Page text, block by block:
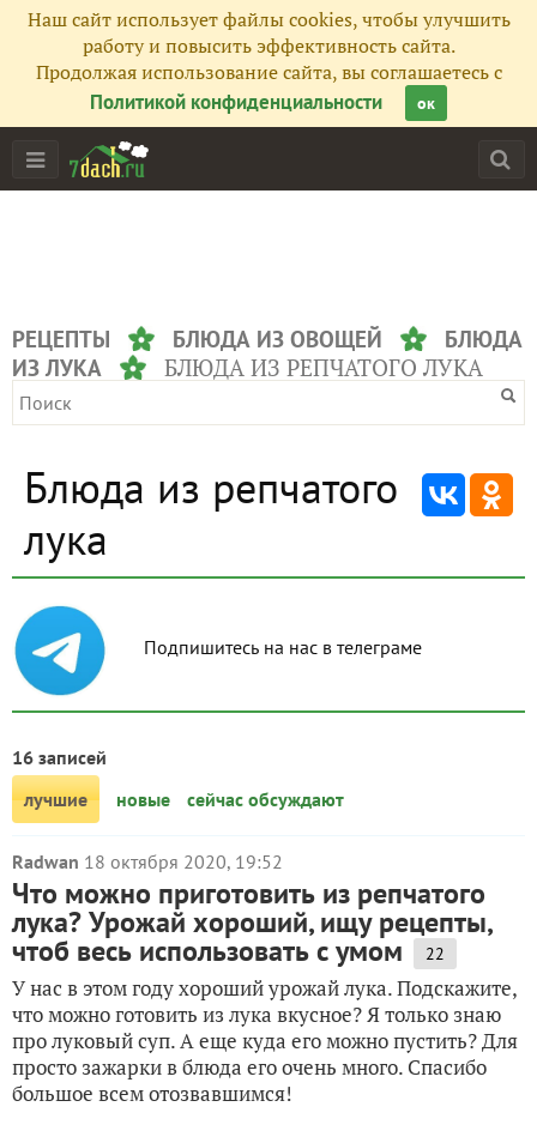
Наш сайт использует файлы cookies, чтобы улучшить
работу и повысить эффективность сайта.
Продолжая использование сайта, вы соглашаетесь с
Политикой конфиденциальности
ок
РЕЦЕПТЫ БЛЮДА ИЗ ОВОЩЕЙ
БЛЮДА
ИЗ ЛУКА
БЛЮДА ИЗ РЕПЧАТОГО ЛУКА
Блюда из репчатого
лука
Подпишитесь на нас в телеграме
16 записей
лучшие
новые сейчас обсуждают
Radwan 18 октября 2020, 19:52
Что можно приготовить из репчатого
лука? Урожай хороший, ищу рецепты,
чтоб весь использовать с умом 22
У нас в этом году хороший урожай лука. Подскажите,
что можно готовить из лука вкусное? Я только знаю
про луковый суп. А еще куда его можно пустить? Для
просто зажарки в блюда его очень много. Спасибо
большое всем отозвавшимся!